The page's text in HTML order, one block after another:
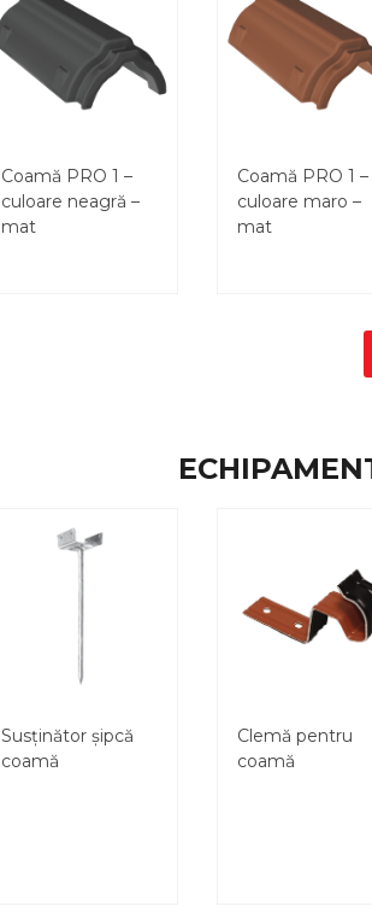
Coamă PRO 1 –
culoare neagră –
mat
Coamă PRO 1 –
culoare maro –
mat
Susținător șipcă
coamă
Clemă pentru
coamă